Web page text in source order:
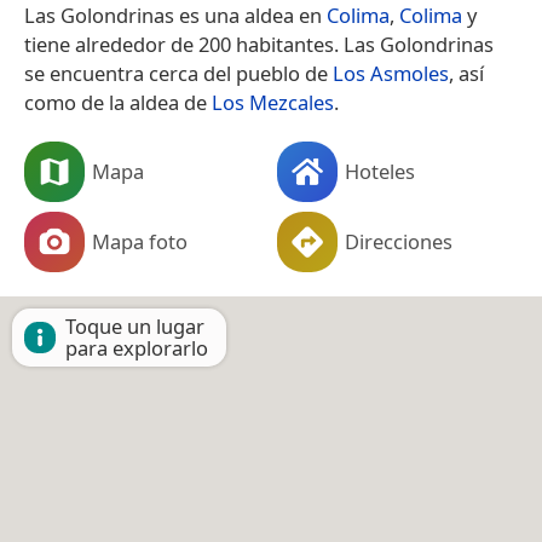
Las Golondrinas es una aldea en Colima, Colima y
tiene alrededor de 200 habitantes. Las Golondrinas
se encuentra cerca del pueblo de Los Asmoles, así
como de la aldea de Los Mezcales.
Mapa Hoteles
Mapa foto Direcciones
Toque un lugar
para explorarlo